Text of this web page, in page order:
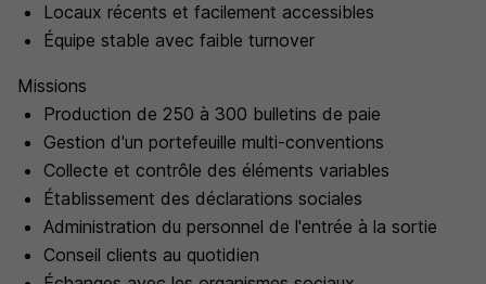
Locaux récents et facilement accessibles
Équipe stable avec faible turnover
Missions
Production de 250 à 300 bulletins de paie
Gestion d'un portefeuille multi-conventions
Collecte et contrôle des éléments variables
Établissement des déclarations sociales
Administration du personnel de l'entrée à la sortie
Conseil clients au quotidien